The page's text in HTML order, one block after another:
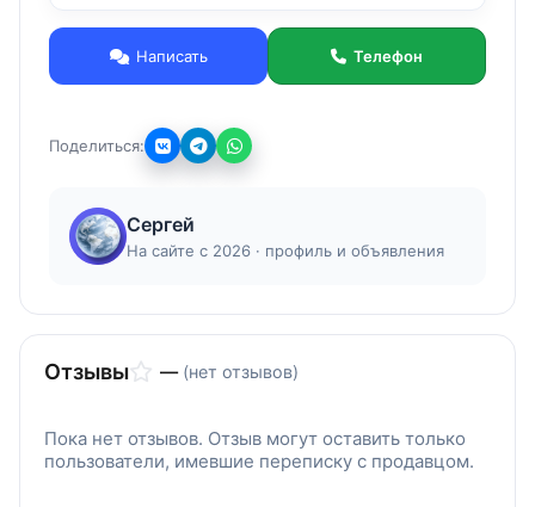
обновление программы.
Написать Телефон
Поделиться:
Сергей
На сайте с 2026 · профиль и объявления
Отзывы — (нет отзывов)
Пока нет отзывов. Отзыв могут оставить только
пользователи, имевшие переписку с продавцом.